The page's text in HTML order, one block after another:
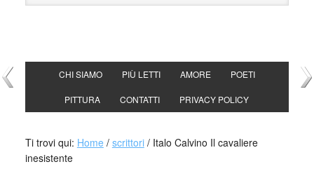
CHI SIAMO PIÙ LETTI AMORE POETI
PITTURA CONTATTI PRIVACY POLICY
Ti trovi qui: Home / scrittori /Italo Calvino Il cavaliere
inesistente